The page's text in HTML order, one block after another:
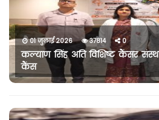
01 जुलाई 2026 37814 0
कल्याण सिंह अति विशिष्ट कैंसर
कैंस